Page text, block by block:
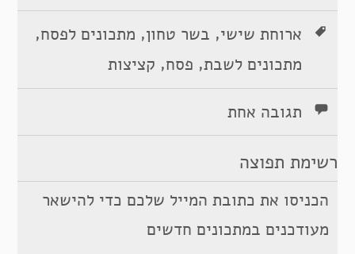
ארוחת שישי, בשר טחון, מתכונים לפסח,
מתכונים לשבת, פסח, קציצות
תגובה אחת
רשימת תפוצה
הכניסו את כתובת המייל שלכם כדי להישאר
מעודכנים במתכונים חדשים